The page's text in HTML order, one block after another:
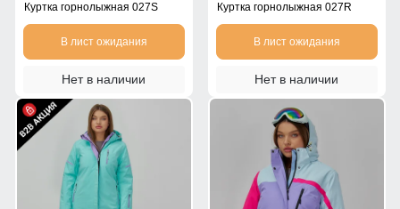
Куртка горнолыжная 027S
В лист ожидания
Нет в наличии
Куртка горнолыжная 027R
В лист ожидания
Нет в наличии